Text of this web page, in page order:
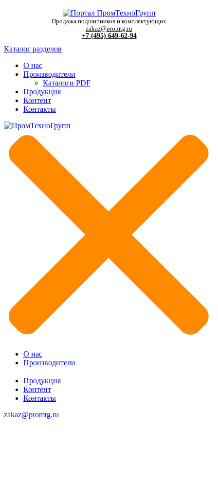
Продажа подшипников и комплектующих
zakaz@promtg.ru
+7 (495) 649-62-94
Каталог разделов
О нас
Производители
Каталоги PDF
Продукция
Контент
Контакты
О нас
Производители
Продукция
Контент
Контакты
zakaz@promtg.ru